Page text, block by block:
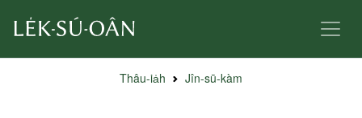
Thâu-ia̍h Jîn-sū-kàm